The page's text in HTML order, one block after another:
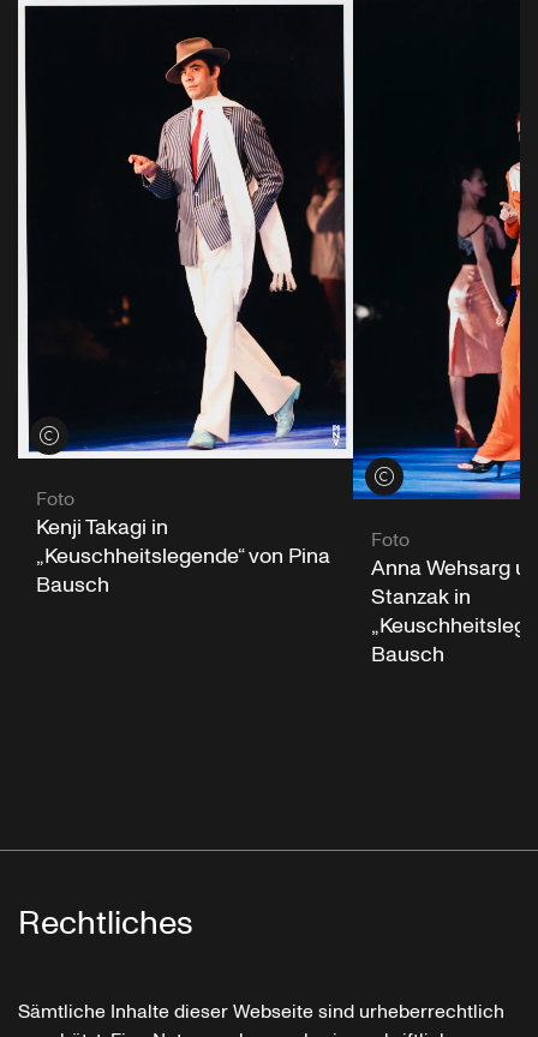
Credits öffnen
Foto
Kenji Takagi in
„Keuschheitslegende“ von Pina
Bausch
Credits öffnen
Foto
Anna Wehsarg
Stanzak in
Bausch
Rechtliches
Sämtliche Inhalte dieser Webseite sind urheberrechtlich